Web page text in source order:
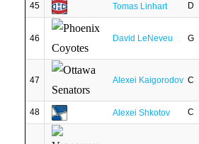
45 Tomas Linhart D
46 David LeNeveu G
47 Alexei Kaigorodov C
48 Alexei Shkotov C